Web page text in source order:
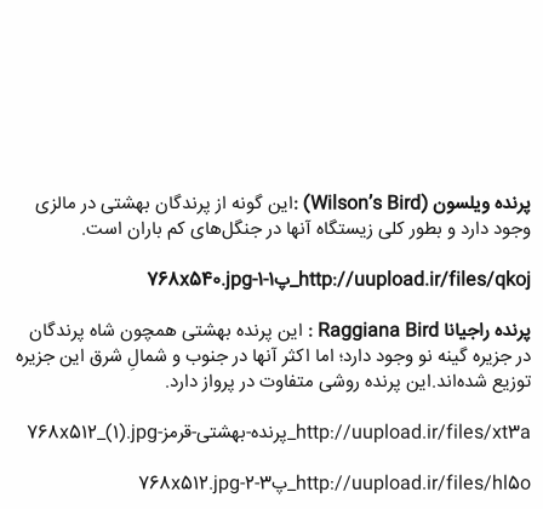
پرنده ویلسون(Wilson’s Bird) :
این گونه از پرندگان بهشتی در مالزی
وجود دارد و بطور کلی زیستگاه آن‎ها در جنگل‌های کم باران است.
http://uupload.ir/files/qkoj_پ1-1-768x540.jpg
پرنده راجیانا Raggiana Bird : این پرنده بهشتی همچون شاه پرندگان
در جزیره گینه نو وجود دارد؛ اما اکثر آنها در جنوب و شمالِ شرق این جزیره
توزیع شده‌اند.این پرنده روشی متفاوت در پرواز دارد.
http://uupload.ir/files/xt3a_پرنده-بهشتی-قرمز-768x512_(1).jpg
http://uupload.ir/files/hl5o_پ3-2-768x512.jpg